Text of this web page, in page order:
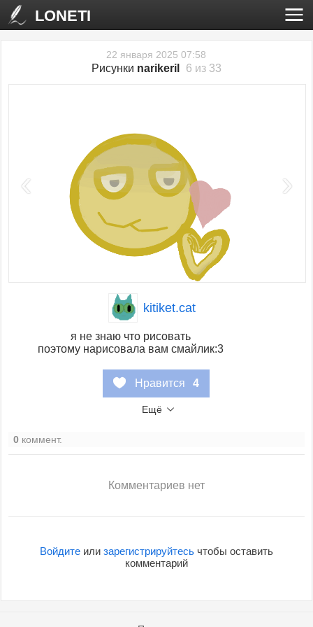
LONETI
22 января 2025 07:58
Рисунки narikeril 6 из 33
‹ ›
kitiket.cat
я не знаю что рисовать
поэтому нарисовала вам смайлик:3
Нравится 4
Ещё
0 коммент.
Комментариев нет
Войдитеили зарегистрируйтесьчтобы оставить
комментарий